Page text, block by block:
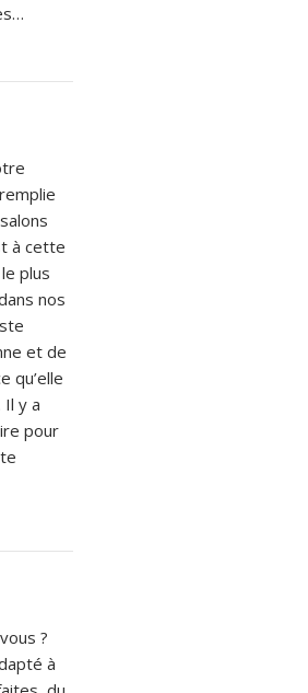
à cette
plus
nos
et de
qu’elle
y a
pour
?
à